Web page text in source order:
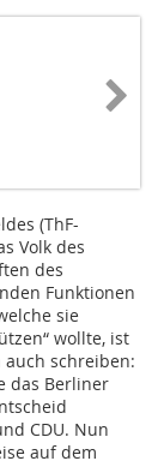
(ThF-
Volk des
des
Funktionen
sie
wollte, ist
schreiben:
das Berliner
CDU. Nun
auf dem